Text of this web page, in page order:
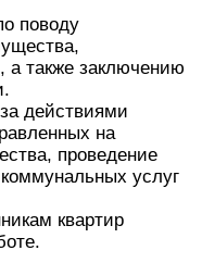
поводу
также заключению
действиями
на
проведение
услуг
квартир